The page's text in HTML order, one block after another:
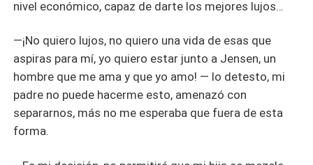
nivel económico, capaz de darte los mejores lujos…
—¡No quiero lujos, no quiero una vida de esas que
aspiras para mí, yo quiero estar junto a Jensen, un
hombre que me ama y que yo amo! — lo detesto, mi
padre no puede hacerme esto, amenazó con
separarnos, más no me esperaba que fuera de esta
forma.